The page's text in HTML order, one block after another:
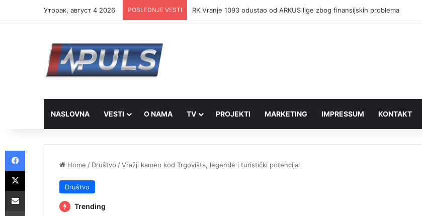
Уторак, август 4 2026 POSLEDNJE VESTI RK Vranje 1093 odustao od ARKUS lige zbog finansijskih problema
NASLOVNA VESTI O NAMA TV PROJEKTI MARKETING IMPRESSUM KONTAKT
Home / Društvo /Vražji kamen kod Trgovišta, legende i turistički potencijal
Društvo
Trending
Facebook
X
Share via Email